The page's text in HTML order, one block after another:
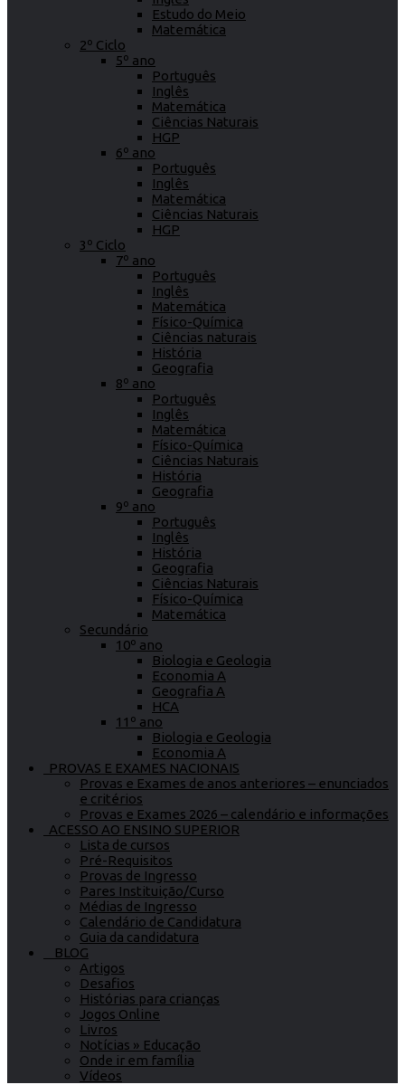
Estudo do Meio
Matemática
2º Ciclo
5º ano
Português
Inglês
Matemática
Ciências Naturais
HGP
6º ano
Português
Inglês
Matemática
Ciências Naturais
HGP
3º Ciclo
7º ano
Português
Inglês
Matemática
Físico-Química
Ciências naturais
História
Geografia
8º ano
Português
Inglês
Matemática
Físico-Química
Ciências Naturais
História
Geografia
9º ano
Português
Inglês
História
Geografia
Ciências Naturais
Físico-Química
Matemática
Secundário
10º ano
Biologia e Geologia
Economia A
Geografia A
HCA
11º ano
Biologia e Geologia
Economia A
PROVAS E EXAMES NACIONAIS
Provas e Exames de anos anteriores – enunciados
e critérios
Provas e Exames 2026 – calendário e informações
ACESSO AO ENSINO SUPERIOR
Lista de cursos
Pré-Requisitos
Provas de Ingresso
Pares Instituição/Curso
Médias de Ingresso
Calendário de Candidatura
Guia da candidatura
BLOG
Artigos
Desafios
Histórias para crianças
Jogos Online
Livros
Notícias » Educação
Onde ir em família
Vídeos